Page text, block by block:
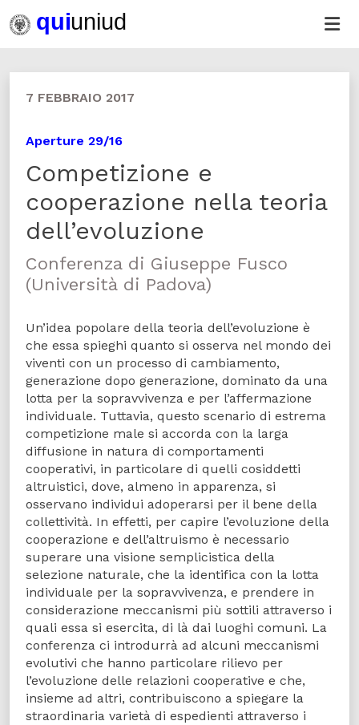
7 FEBBRAIO 2017
Aperture 29/16
Competizione e
cooperazione nella teoria
dell’evoluzione
Conferenza di Giuseppe Fusco
(Università di Padova)
Un’idea popolare della teoria dell’evoluzione è
che essa spieghi quanto si osserva nel mondo dei
viventi con un processo di cambiamento,
generazione dopo generazione, dominato da una
lotta per la sopravvivenza e per l’affermazione
individuale. Tuttavia, questo scenario di estrema
competizione male si accorda con la larga
diffusione in natura di comportamenti
cooperativi, in particolare di quelli cosiddetti
altruistici, dove, almeno in apparenza, si
osservano individui adoperarsi per il bene della
collettività. In effetti, per capire l’evoluzione della
cooperazione e dell’altruismo è necessario
superare una visione semplicistica della
selezione naturale, che la identifica con la lotta
individuale per la sopravvivenza, e prendere in
considerazione meccanismi più sottili attraverso i
quali essa si esercita, di là dai luoghi comuni. La
conferenza ci introdurrà ad alcuni meccanismi
evolutivi che hanno particolare rilievo per
l’evoluzione delle relazioni cooperative e che,
insieme ad altri, contribuiscono a spiegare la
straordinaria varietà di espedienti attraverso i